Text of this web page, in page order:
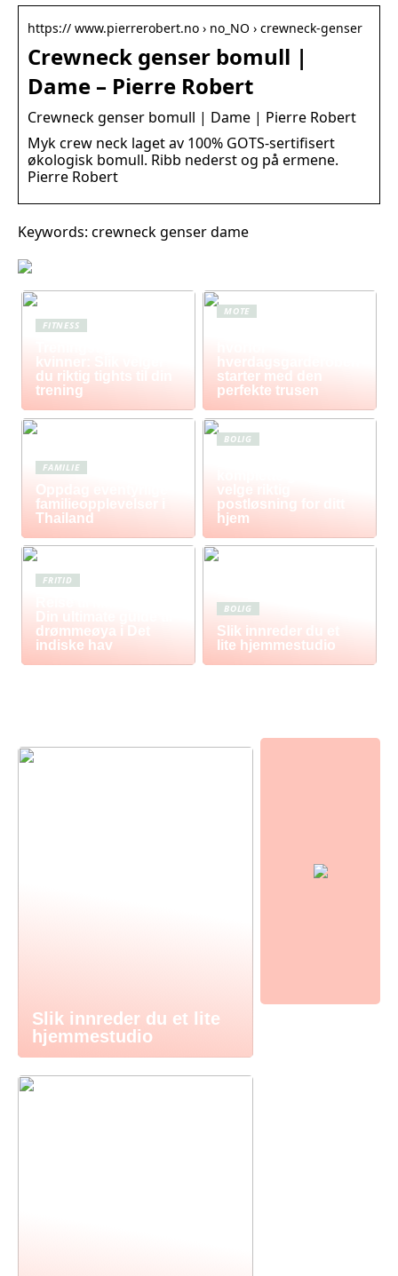
https:// www.pierrerobert.no › no_NO › crewneck-genser
Crewneck genser bomull |
Dame – Pierre Robert
Crewneck genser bomull | Dame | Pierre Robert
Myk crew neck laget av 100% GOTS-sertifisert
økologisk bomull. Ribb nederst og på ermene.
Pierre Robert
Keywords: crewneck genser dame
FITNESS
kvinner: Slik velger
du riktig tights til din
trening
MOTE
hverdagsgarderoben
starter med den
perfekte trusen
FAMILIE
Oppdag eventyrlige
familieopplevelser i
Thailand
BOLIG
velge riktig
postløsning for ditt
hjem
FRITID
Din ultimate guide til
drømmeøya i Det
indiske hav
BOLIG
Slik innreder du et
lite hjemmestudio
Slik innreder du et lite
hjemmestudio